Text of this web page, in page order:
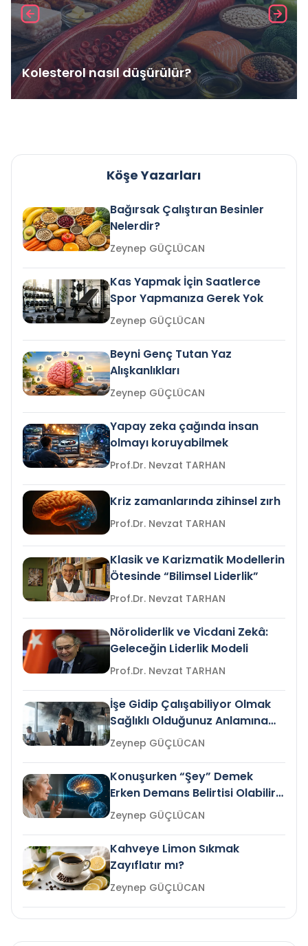
Kolesterol nasıl düşürülür?
Köşe Yazarları
Bağırsak Çalıştıran Besinler
Nelerdir?
Zeynep GÜÇLÜCAN
Kas Yapmak İçin Saatlerce
Spor Yapmanıza Gerek Yok
Zeynep GÜÇLÜCAN
Beyni Genç Tutan Yaz
Alışkanlıkları
Zeynep GÜÇLÜCAN
Yapay zeka çağında insan
olmayı koruyabilmek
Prof.Dr. Nevzat TARHAN
Kriz zamanlarında zihinsel zırh
Prof.Dr. Nevzat TARHAN
Klasik ve Karizmatik Modellerin
Ötesinde “Bilimsel Liderlik”
Prof.Dr. Nevzat TARHAN
Nöroliderlik ve Vicdani Zekâ:
Geleceğin Liderlik Modeli
Prof.Dr. Nevzat TARHAN
İşe Gidip Çalışabiliyor Olmak
Sağlıklı Olduğunuz Anlamına
Gelir mi?Zeynep GÜÇLÜCAN
Konuşurken “Şey” Demek
Erken Demans Belirtisi Olabilir
mi?
Zeynep GÜÇLÜCAN
Kahveye Limon Sıkmak
Zayıflatır mı?
Zeynep GÜÇLÜCAN